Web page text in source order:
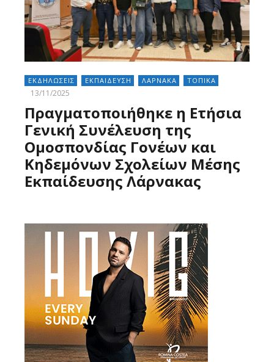
ΕΚΔΗΛΩΣΕΙΣ ΕΚΠΑΙΔΕΥΣΗ ΛΑΡΝΑΚΑ ΤΟΠΙΚΑ
13/11/2025
Πραγματοποιήθηκε η Ετήσια
Γενική Συνέλευση της
Ομοσπονδίας Γονέων και
Κηδεμόνων Σχολείων Μέσης
Εκπαίδευσης Λάρνακας